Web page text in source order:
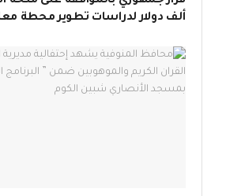
ألف دولار لدراسات تطوير محطة